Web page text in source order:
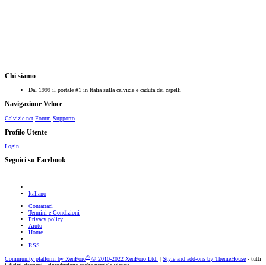
Chi siamo
Dal 1999 il portale #1 in Italia sulla calvizie e caduta dei capelli
Navigazione Veloce
Calvizie.net Forum Supporto
Profilo Utente
Login
Seguici su Facebook
Italiano
Contattaci
Termini e Condizioni
Privacy policy
Aiuto
Home
RSS
Community platform by XenForo® © 2010-2022 XenForo Ltd. | Style and add-ons by ThemeHouse - tutti